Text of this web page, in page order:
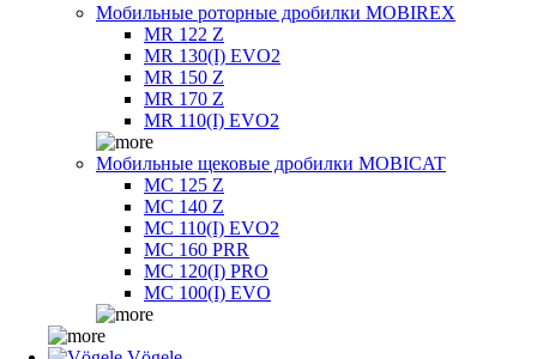
Мобильные роторные дробилки MOBIREX
MR 122 Z
MR 130(I) EVO2
MR 150 Z
MR 170 Z
MR 110(I) EVO2
Мобильные щековые дробилки MOBICAT
MC 125 Z
MC 140 Z
MC 110(I) EVO2
MC 160 PRR
MC 120(I) PRO
MC 100(I) EVO